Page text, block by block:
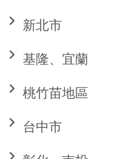
新北市
基隆、宜蘭
桃竹苗地區
台中市